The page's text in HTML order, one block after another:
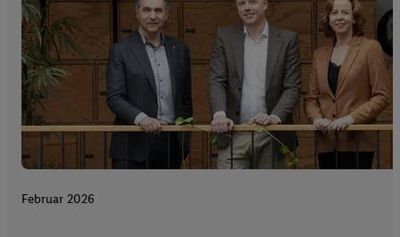
Februar 2026